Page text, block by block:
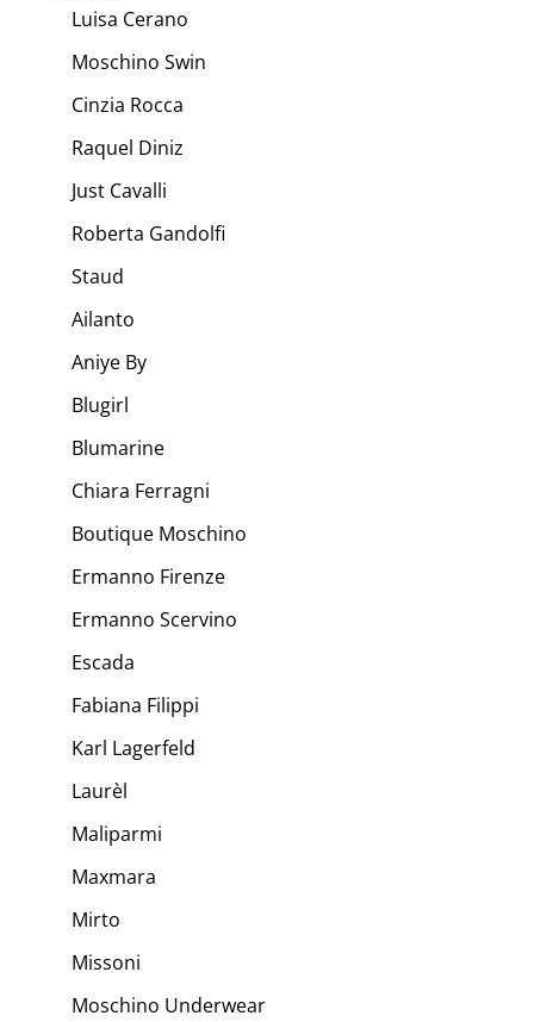
Luisa Cerano
Moschino Swin
Cinzia Rocca
Raquel Diniz
Just Cavalli
Roberta Gandolfi
Staud
Ailanto
Aniye By
Blugirl
Blumarine
Chiara Ferragni
Boutique Moschino
Ermanno Firenze
Ermanno Scervino
Escada
Fabiana Filippi
Karl Lagerfeld
Laurèl
Maliparmi
Maxmara
Mirto
Missoni
Moschino Underwear